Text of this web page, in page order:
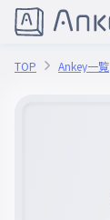
TOP Ankey一覧